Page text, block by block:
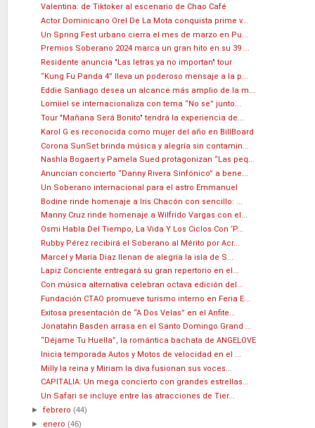
Valentina: de Tiktoker al escenario de Chao Café
Actor Dominicano Orel De La Mota conquista prime v...
Un Spring Fest urbano cierra el mes de marzo en Pu...
Premios Soberano 2024 marca un gran hito en su 39 ...
Residente anuncia "Las letras ya no importan" tour
“Kung Fu Panda 4” lleva un poderoso mensaje a la p...
Eddie Santiago desea un alcance más amplio de la m...
Lomiiel se internacionaliza con tema “No se” junto...
Tour "Mañana Será Bonito" tendrá la experiencia de...
Karol G es reconocida como mujer del año en BillBoard
Corona SunSet brinda música y alegría sin contamin...
Nashla Bogaert y Pamela Sued protagonizan “Las peq...
Anuncian concierto “Danny Rivera Sinfónico” a bene...
Un Soberano internacional para el astro Emmanuel
Bodine rinde homenaje a Iris Chacón con sencillo: ...
Manny Cruz rinde homenaje a Wilfrido Vargas con el...
Osmi Habla Del Tiempo, La Vida Y Los Ciclos Con ‘P...
Rubby Pérez recibirá el Soberano al Mérito por Acr...
Marcel y María Diaz llenan de alegría la isla de S...
Lapiz Conciente entregará su gran repertorio en el...
Con música alternativa celebran octava edición del...
Fundación CTAO promueve turismo interno en Feria E...
Exitosa presentación de “A Dos Velas” en el Anfite...
Jonatahn Basden arrasa en el Santo Domingo Grand ...
“Déjame Tu Huella”, la romántica bachata de ANGELOVE
Inicia temporada Autos y Motos de velocidad en el ...
Milly la reina y Miriam la diva fusionan sus voces...
CAPITALIA: Un mega concierto con grandes estrellas...
Un Safari se incluye entre las atracciones de Tier...
►febrero(44)
► enero(46)